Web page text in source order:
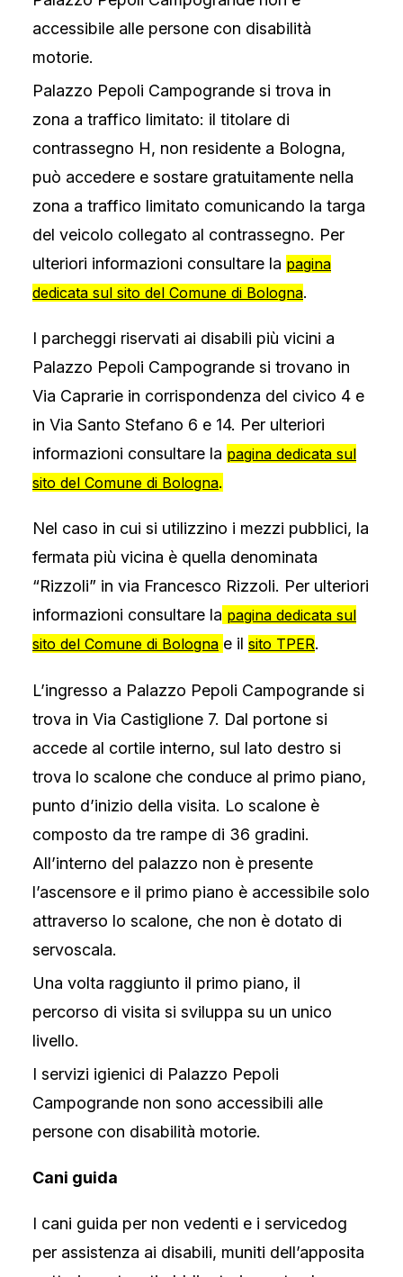
accessibile alle persone con disabilità
motorie.
Palazzo Pepoli Campogrande si trova in
zona a traffico limitato: il titolare di
contrassegno H, non residente a Bologna,
può accedere e sostare gratuitamente nella
zona a traffico limitato comunicando la targa
del veicolo collegato al contrassegno. Per
ulteriori informazioni consultare la pagina
dedicata sul sito del Comune di Bologna.
I parcheggi riservati ai disabili più vicini a
Palazzo Pepoli Campogrande si trovano in
Via Caprarie in corrispondenza del civico 4 e
in Via Santo Stefano 6 e 14. Per ulteriori
informazioni consultare la pagina dedicata sul
sito del Comune di Bologna.
Nel caso in cui si utilizzino i mezzi pubblici, la
fermata più vicina è quella denominata
“Rizzoli” in via Francesco Rizzoli. Per ulteriori
informazioni consultare la pagina dedicata sul
sito del Comune di Bologna e il sito TPER.
L’ingresso a Palazzo Pepoli Campogrande si
trova in Via Castiglione 7. Dal portone si
accede al cortile interno, sul lato destro si
trova lo scalone che conduce al primo piano,
punto d’inizio della visita. Lo scalone è
composto da tre rampe di 36 gradini.
All’interno del palazzo non è presente
l’ascensore e il primo piano è accessibile solo
attraverso lo scalone, che non è dotato di
servoscala.
Una volta raggiunto il primo piano, il
percorso di visita si sviluppa su un unico
livello.
I servizi igienici di Palazzo Pepoli
Campogrande non sono accessibili alle
persone con disabilità motorie.
Cani guida
I cani guida per non vedenti e i servicedog
per assistenza ai disabili, muniti dell’apposita